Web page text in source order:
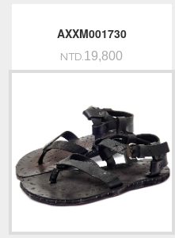
AXXM001730
NTD.19,800